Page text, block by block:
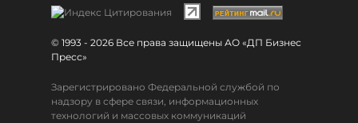
© 1993 - 2026 Все права защищены АО «ДП Бизнес
Пресс»
Зарегистрировано Федеральной службой по
надзору в сфере связи, информационных
технологий и массовых коммуникаций